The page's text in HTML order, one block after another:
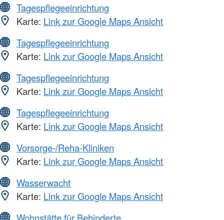
Tagespflegeeinrichtung
Karte: Link zur Google Maps Ansicht
Tagespflegeeinrichtung
Karte: Link zur Google Maps Ansicht
Tagespflegeeinrichtung
Karte: Link zur Google Maps Ansicht
Tagespflegeeinrichtung
Karte: Link zur Google Maps Ansicht
Vorsorge-/Reha-Kliniken
Karte: Link zur Google Maps Ansicht
Wasserwacht
Karte: Link zur Google Maps Ansicht